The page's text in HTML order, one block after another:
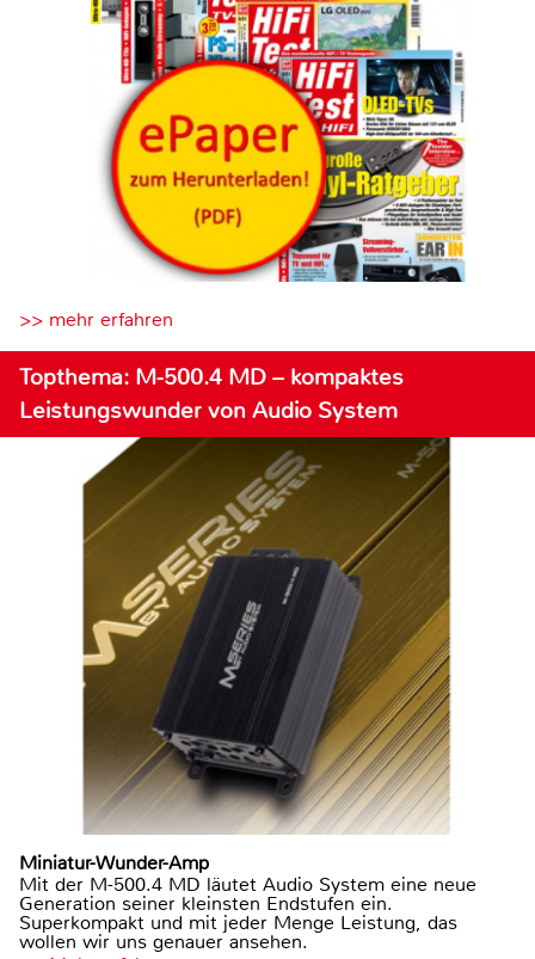
>> mehr erfahren
Topthema: M-500.4 MD – kompaktes
Leistungswunder von Audio System
Miniatur-Wunder-Amp
Mit der M-500.4 MD läutet Audio System eine neue
Generation seiner kleinsten Endstufen ein.
Superkompakt und mit jeder Menge Leistung, das
wollen wir uns genauer ansehen.